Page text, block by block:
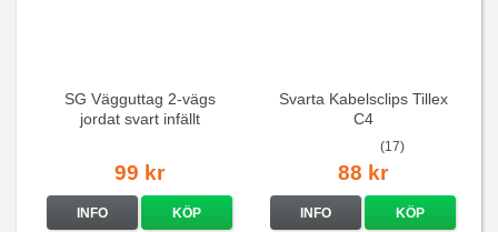
SG Vägguttag 2-vägs
jordat svart infällt
99 kr
INFO KÖP
Svarta Kabelsclips Tillex
C4
(17)
88 kr
INFO KÖP